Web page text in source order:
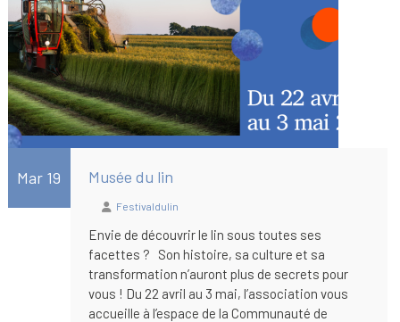
Musée du lin
Mar 19
Festivaldulin
Envie de découvrir le lin sous toutes ses
facettes ? Son histoire, sa culture et sa
transformation n’auront plus de secrets pour
vous ! Du 22 avril au 3 mai, l’association vous
accueille à l’espace de la Communauté de